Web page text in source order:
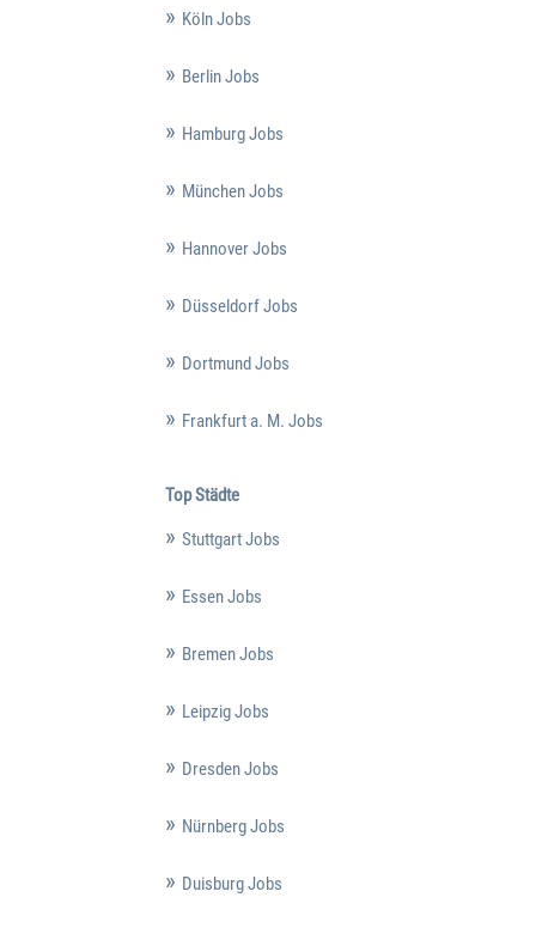
Köln Jobs
Berlin Jobs
Hamburg Jobs
München Jobs
Hannover Jobs
Düsseldorf Jobs
Dortmund Jobs
Frankfurt a. M. Jobs
Top Städte
Stuttgart Jobs
Essen Jobs
Bremen Jobs
Leipzig Jobs
Dresden Jobs
Nürnberg Jobs
Duisburg Jobs